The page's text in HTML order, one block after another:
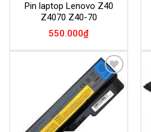
Pin laptop Lenovo Z40
Z4070 Z40-70
550.000₫
Add to
Wishlist